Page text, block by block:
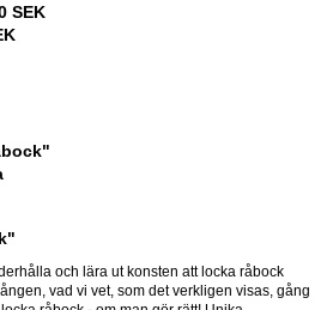
SEK
och lära ut konsten att locka råbock
vad vi vet, som det verkligen visas, gång